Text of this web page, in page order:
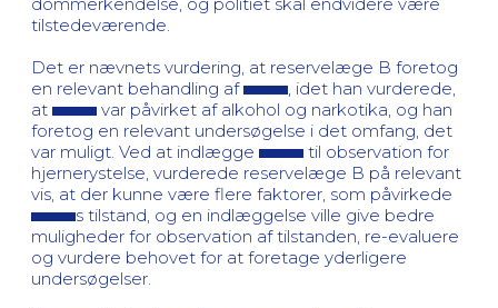
tilstedeværende.
Det er nævnets vurdering, at reservelæge B foretog
en relevant behandling af
, idet han vurderede,
at
var påvirket af alkohol og narkotika, og han
foretog en relevant undersøgelse i det omfang, det
var muligt. Ved at indlægge
til observation for
hjernerystelse, vurderede reservelæge B på relevant
vis, at der kunne være flere faktorer, som påvirkede
s tilstand, og en indlæggelse ville give bedre
muligheder for observation af tilstanden, re-evaluere
og vurdere behovet for at foretage yderligere
undersøgelser.